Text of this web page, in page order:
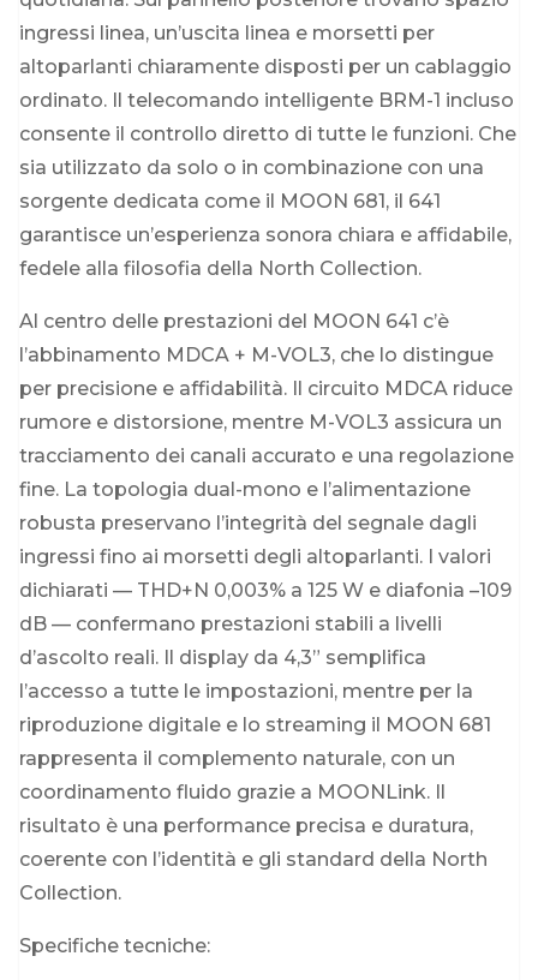
ingressi linea, un’uscita linea e morsetti per
altoparlanti chiaramente disposti per un cablaggio
ordinato. Il telecomando intelligente BRM-1 incluso
consente il controllo diretto di tutte le funzioni. Che
sia utilizzato da solo o in combinazione con una
sorgente dedicata come il MOON 681, il 641
garantisce un’esperienza sonora chiara e affidabile,
fedele alla filosofia della North Collection.
Al centro delle prestazioni del MOON 641 c’è
l’abbinamento MDCA + M-VOL3, che lo distingue
per precisione e affidabilità. Il circuito MDCA riduce
rumore e distorsione, mentre M-VOL3 assicura un
tracciamento dei canali accurato e una regolazione
fine. La topologia dual-mono e l’alimentazione
robusta preservano l’integrità del segnale dagli
ingressi fino ai morsetti degli altoparlanti. I valori
dichiarati — THD+N 0,003% a 125 W e diafonia –109
dB — confermano prestazioni stabili a livelli
d’ascolto reali. Il display da 4,3” semplifica
l’accesso a tutte le impostazioni, mentre per la
riproduzione digitale e lo streaming il MOON 681
rappresenta il complemento naturale, con un
coordinamento fluido grazie a MOONLink. Il
risultato è una performance precisa e duratura,
coerente con l’identità e gli standard della North
Collection.
Specifiche tecniche: